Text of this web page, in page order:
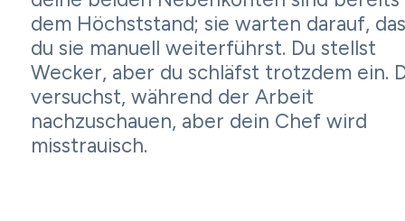
dem Höchststand; sie warten darauf,
du sie manuell weiterführst. Du stellst
Wecker, aber du schläfst trotzdem ein.
versuchst, während der Arbeit
nachzuschauen, aber dein Chef wird
misstrauisch.